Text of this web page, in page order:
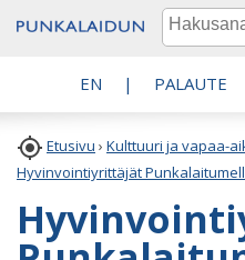
EN | PALAUTE
 Etusivu › Kulttuuri ja vapaa-
Hyvinvointiyrittäjät